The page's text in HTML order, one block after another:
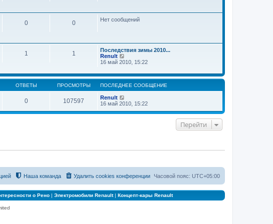
0 0 Нет сообщений
1 1
Последствия зимы 2010...
Renult
е
е
й
т
и
п
с
м
о
е
н
16 май 2010, 15:22
ОТВЕТЫ ПРОСМОТРЫ ПОСЛЕДНЕЕ СООБЩЕНИЕ
0 107597
Renult
16 май 2010, 15:22
Перейти
Часовой пояс: UTC+05:00
Удалить cookies конференции
Наша команда
о Рено| Электромобили Renault| Концепт-кары Renault